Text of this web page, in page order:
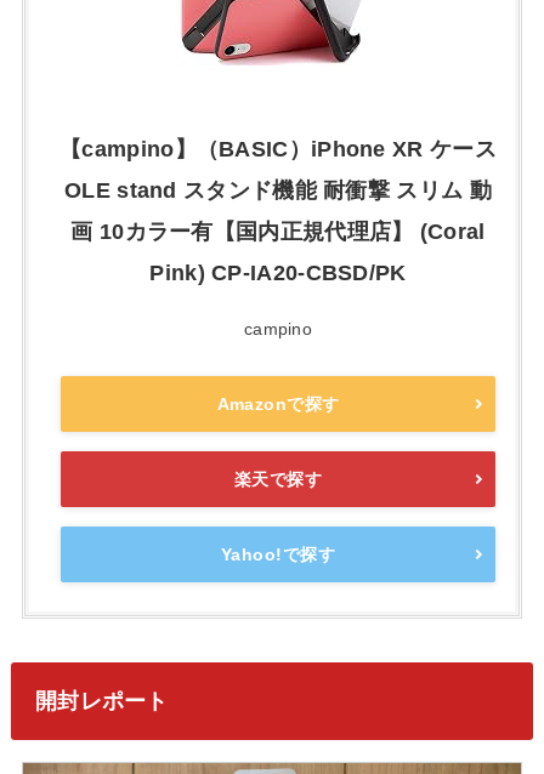
【campino】（BASIC）iPhone XR ケース
OLE stand スタンド機能 耐衝撃 スリム 動
画 10カラー有【国内正規代理店】 (Coral
Pink) CP-IA20-CBSD/PK
campino
Amazonで探す
楽天で探す
Yahoo!で探す
開封レポート